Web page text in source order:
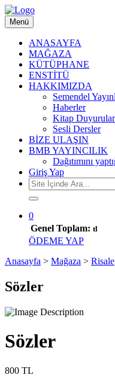
Menü
ANASAYFA
MAĞAZA
KÜTÜPHANE
ENSTİTÜ
HAKKIMIZDA
Semendel
Haberler
Kitap
Sesli Dersler
BİZE ULAŞIN
BMB YAYINCILIK
Dağıtımını
Giriş Yap
0
Genel Toplam: tl
ÖDEME YAP
Anasayfa > Mağaza > Risale
Sözler
Sözler
800 TL